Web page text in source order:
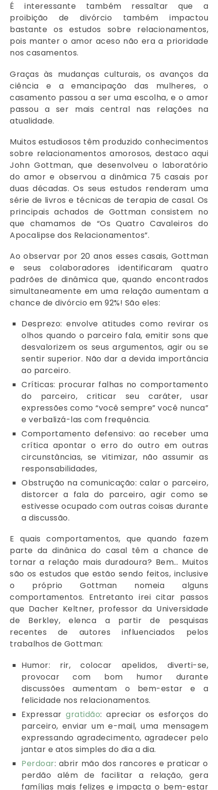
É interessante também ressaltar que a
proibição de divórcio também impactou
bastante os estudos sobre relacionamentos,
pois manter o amor aceso não era a prioridade
nos casamentos.
Graças às mudanças culturais, os avanços da
ciência e a emancipação das mulheres, o
casamento passou a ser uma escolha, e o amor
passou a ser mais central nas relações na
atualidade.
Muitos estudiosos têm produzido conhecimentos
sobre relacionamentos amorosos, destaco aqui
John Gottman, que desenvolveu o laboratório
do amor e observou a dinâmica 75 casais por
duas décadas. Os seus estudos renderam uma
série de livros e técnicas de terapia de casal. Os
principais achados de Gottman consistem no
que chamamos de “Os Quatro Cavaleiros do
Apocalipse dos Relacionamentos”.
Ao observar por 20 anos esses casais, Gottman
e seus colaboradores identificaram quatro
padrões de dinâmica que, quando encontrados
simultaneamente em uma relação aumentam a
chance de divórcio em 92%! São eles:
Desprezo: envolve atitudes como revirar os
olhos quando o parceiro fala, emitir sons que
desvalorizem os seus argumentos, agir ou se
sentir superior. Não dar a devida importância
ao parceiro.
Críticas: procurar falhas no comportamento
do parceiro, criticar seu caráter, usar
expressões como “você sempre” você nunca”
e verbalizá-las com frequência.
Comportamento defensivo: ao receber uma
crítica apontar o erro do outro em outras
circunstâncias, se vitimizar, não assumir as
responsabilidades,
Obstrução na comunicação: calar o parceiro,
distorcer a fala do parceiro, agir como se
estivesse ocupado com outras coisas durante
a discussão.
E quais comportamentos, que quando fazem
parte da dinânica do casal têm a chance de
tornar a relação mais duradoura? Bem… Muitos
são os estudos que estão sendo feitos, inclusive
o próprio Gottman nomeia alguns
comportamentos. Entretanto irei citar passos
que Dacher Keltner, professor da Universidade
de Berkley, elenca a partir de pesquisas
recentes de autores influenciados pelos
trabalhos de Gottman:
Humor: rir, colocar apelidos, diverti-se,
provocar com bom humor durante
discussões aumentam o bem-estar e a
felicidade nos relacionamentos.
Expressargratidão: apreciar os esforços do
parceiro, enviar um e-mail, uma mensagem
expressando agradecimento, agradecer pelo
jantar e atos simples do dia a dia.
Perdoar: abrir mão dos rancores e praticar o
perdão além de facilitar a relação, gera
famílias mais felizes e impacta o bem-estar